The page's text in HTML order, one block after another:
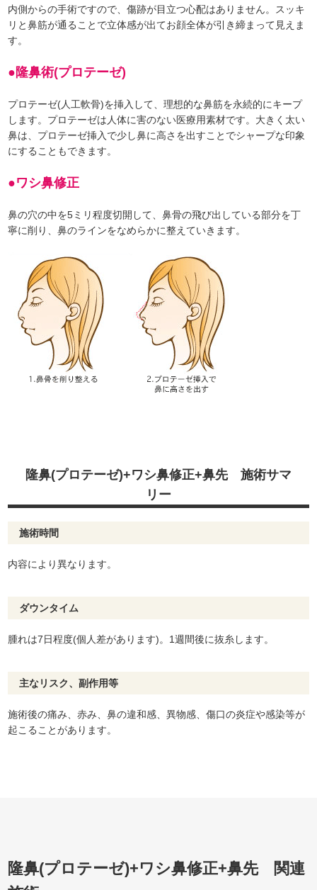
内側からの手術ですので、傷跡が目立つ心配はありません。スッキ
リと鼻筋が通ることで立体感が出てお顔全体が引き締まって見えま
す。
●隆鼻術(プロテーゼ)
プロテーゼ(人工軟骨)を挿入して、理想的な鼻筋を永続的にキープ
します。プロテーゼは人体に害のない医療用素材です。大きく太い
鼻は、プロテーゼ挿入で少し鼻に高さを出すことでシャープな印象
にすることもできます。
●ワシ鼻修正
鼻の穴の中を5ミリ程度切開して、鼻骨の飛び出している部分を丁
寧に削り、鼻のラインをなめらかに整えていきます。
隆鼻(プロテーゼ)+ワシ鼻修正+鼻先 施術サマ
リー
施術時間
内容により異なります。
ダウンタイム
腫れは7日程度(個人差があります)。1週間後に抜糸します。
主なリスク、副作用等
施術後の痛み、赤み、鼻の違和感、異物感、傷口の炎症や感染等が
起こることがあります。
隆鼻(プロテーゼ)+ワシ鼻修正+鼻先 関連